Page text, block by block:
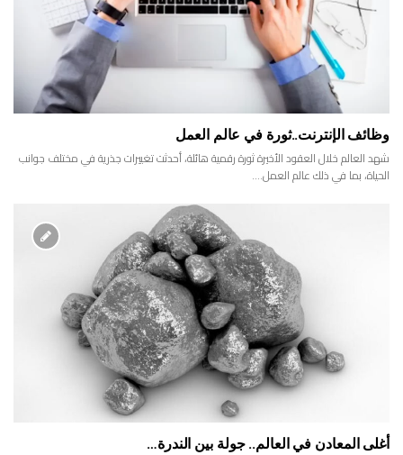
وظائف الإنترنت..ثورة في عالم العمل
شهد العالم خلال العقود الأخيرة ثورة رقمية هائلة، أحدثت تغييرات جذرية في مختلف جوانب
الحياة، بما في ذلك عالم العمل.…
أغلى المعادن في العالم.. جولة بين الندرة…